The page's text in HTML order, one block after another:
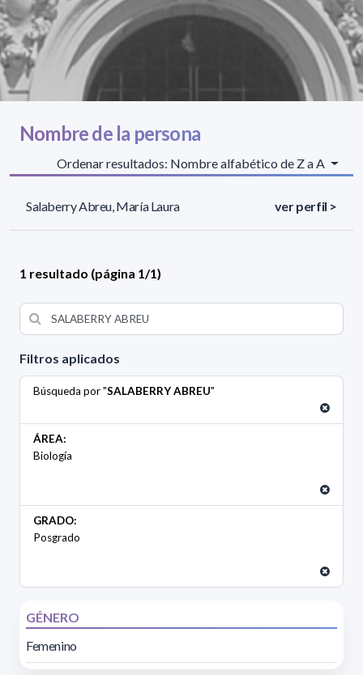
Filtros aplicados
Búsqueda por "SALABERRY ABREU"
ÁREA:
Biología
GRADO:
Posgrado
GÉNERO
Femenino
Nombre de la persona
Ordenar resultados: Nombre alfabético de Z a A
Salaberry Abreu, María Laura ver perfil >
1 resultado (página 1/1)